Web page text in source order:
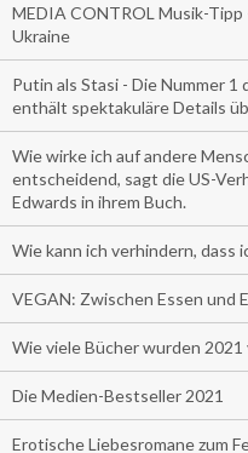
MEDIA CONTROL Musik-
Ukraine
Putin als Stasi - Die Nummer
enthält spektakuläre Details
Wie wirke ich auf andere
entscheidend, sagt die US-
Edwards in ihrem Buch.
Wie kann ich verhindern, dass
VEGAN: Zwischen Essen und
Wie viele Bücher wurden 2021
Die Medien-Bestseller 2021
Erotische Liebesromane zum